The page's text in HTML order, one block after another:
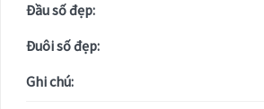
Đầu số đẹp:
Đuôi số đẹp:
Ghi chú: